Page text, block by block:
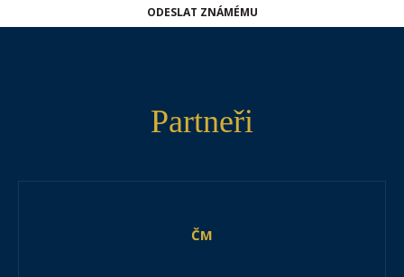
ODESLAT ZNÁMÉMU
Partneři
ČM